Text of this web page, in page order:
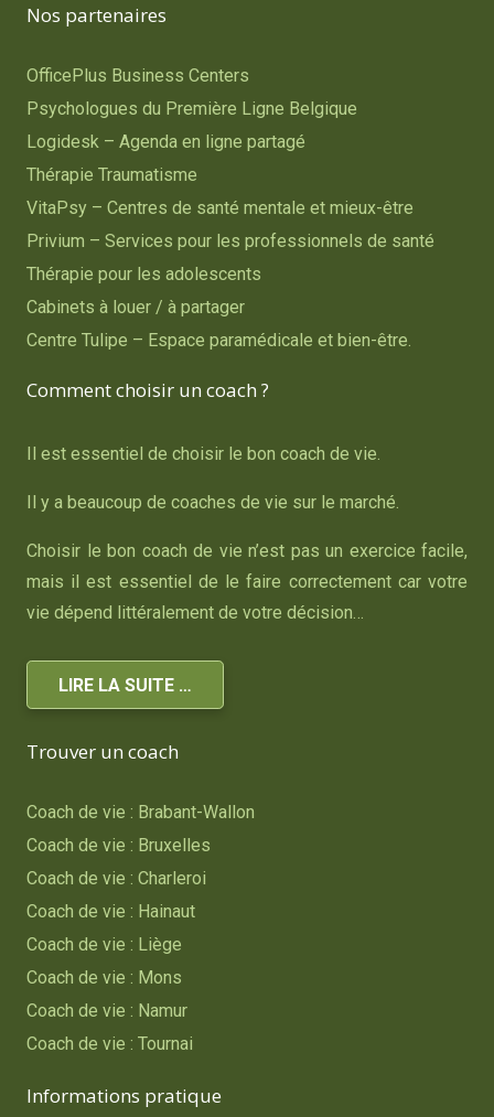
Nos partenaires
OfficePlus Business Centers
Psychologues du Première Ligne Belgique
Logidesk – Agenda en ligne partagé
Thérapie Traumatisme
VitaPsy – Centres de santé mentale et mieux-être
Privium – Services pour les professionnels de santé
Thérapie pour les adolescents
Cabinets à louer / à partager
Centre Tulipe – Espace paramédicale et bien-être.
Comment choisir un coach ?
Il est essentiel de choisir le bon coach de vie.
Il y a beaucoup de coaches de vie sur le marché.
Choisir le bon coach de vie n’est pas un exercice facile,
mais il est essentiel de le faire correctement car votre
vie dépend littéralement de votre décision…
LIRE LA SUITE …
Trouver un coach
Coach de vie : Brabant-Wallon
Coach de vie : Bruxelles
Coach de vie : Charleroi
Coach de vie : Hainaut
Coach de vie : Liège
Coach de vie : Mons
Coach de vie : Namur
Coach de vie : Tournai
Informations pratique